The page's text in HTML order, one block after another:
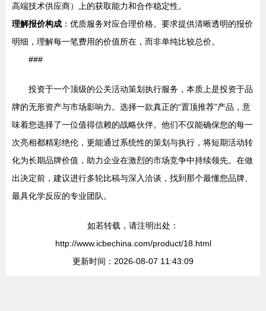
高端技术供应商）上的获取能力和合作稳定性。
理解报价构成 ：优质服务对应合理价格。要求提供清晰透明的报价
明细，理解每一笔费用的价值所在，而非单纯比较总价。
###
投资于一个顶级的公关活动策划执行服务，本质上是投资于品
牌的无形资产与市场影响力。选择一款真正的“置顶推荐”产品，意
味着您选择了一位值得信赖的战略伙伴。他们不仅能确保您的每一
次亮相都精彩绝伦，更能通过系统性的策划与执行，将短期活动转
化为长期品牌价值，助力企业在激烈的市场竞争中持续领先。在做
出决定前，建议进行多轮比稿与深入洽谈，找到那个最懂您品牌、
最具化学反应的专业团队。
如若转载，请注明出处：
http://www.icbechina.com/product/18.html
更新时间：2026-08-07 11:43:09